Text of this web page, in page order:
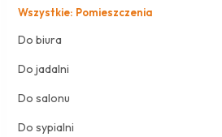
Wszystkie: Pomieszczenia
Do biura
Do jadalni
Do salonu
Do sypialni